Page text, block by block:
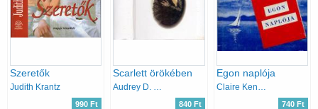
Szeretők
Judith Krantz
990 Ft
Scarlett örökében
Audrey D. Milland
840 Ft
Egon naplója
Claire Kenneth
740 Ft